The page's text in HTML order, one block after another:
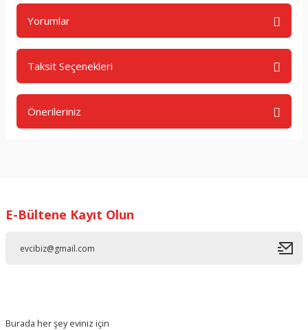
Yorumlar
Taksit Seçenekleri
Önerileriniz
Ürün resmi kalitesiz, bozuk veya görüntülenemiyor.
E-Bültene Kayıt Olun
Burada her şey eviniz için